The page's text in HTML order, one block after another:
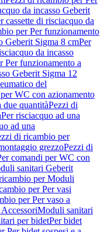
da incasso Geberit
cassette di risciacquo da
per Per funzionamento
Geberit Sigma 8 cmPer
da incasso
Per funzionamento a
Geberit Sigma 12
del
WC con azionamento
due quantitàPezzi di
Per risciacquo ad una
ad una
di ricambio per
grezzoPezzi di
comandi per WC con
sanitari Geberit
per Moduli
per Per vasi
per Per vaso a
Moduli sanitari
per bidetPer bidet